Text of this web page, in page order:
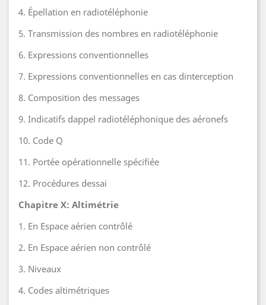
4. Épellation en radiotéléphonie
5. Transmission des nombres en radiotéléphonie
6. Expressions conventionnelles
7. Expressions conventionnelles en cas dinterception
8. Composition des messages
9. Indicatifs dappel radiotéléphonique des aéronefs
10. Code Q
11. Portée opérationnelle spécifiée
12. Procédures dessai
Chapitre X: Altimétrie
1. En Espace aérien contrôlé
2. En Espace aérien non contrôlé
3. Niveaux
4. Codes altimétriques